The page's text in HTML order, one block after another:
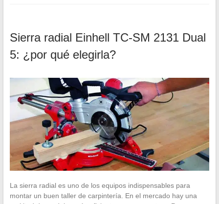
Sierra radial Einhell TC-SM 2131 Dual
5: ¿por qué elegirla?
La sierra radial es uno de los equipos indispensables para
montar un buen taller de carpintería. En el mercado hay una